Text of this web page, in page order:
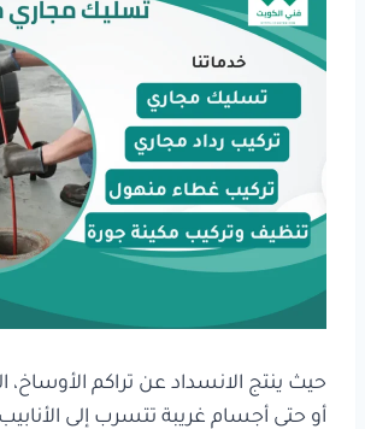
حيث ينتج الانسداد عن تراكم الأوساخ،
أو حتى أجسام غريبة تتسرب إلى